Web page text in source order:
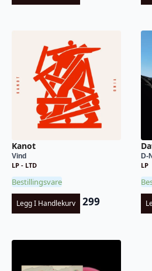
Kanot
Vind
LP - LTD
Bestillingsvare
Legg I Handlekurv 299
D-
LP